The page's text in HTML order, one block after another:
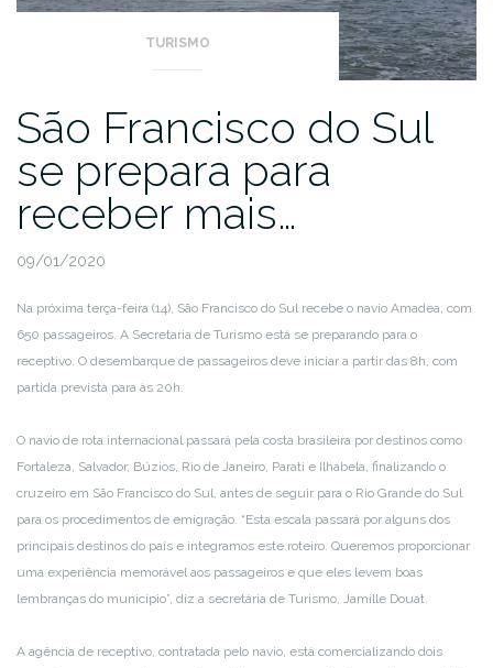
TURISMO
São Francisco do Sul
se prepara para
receber mais…
09/01/2020
Na próxima terça-feira (14), São Francisco do Sul recebe o navio Amadea, com
650 passageiros. A Secretaria de Turismo está se preparando para o
receptivo. O desembarque de passageiros deve iniciar a partir das 8h, com
partida prevista para às 20h.
O navio de rota internacional passará pela costa brasileira por destinos como
Fortaleza, Salvador, Búzios, Rio de Janeiro, Parati e Ilhabela, finalizando o
cruzeiro em São Francisco do Sul, antes de seguir para o Rio Grande do Sul
para os procedimentos de emigração. “Esta escala passará por alguns dos
principais destinos do país e integramos este roteiro. Queremos proporcionar
uma experiência memorável aos passageiros e que eles levem boas
lembranças do município”, diz a secretária de Turismo, Jamille Douat.
A agência de receptivo, contratada pelo navio, está comercializando dois